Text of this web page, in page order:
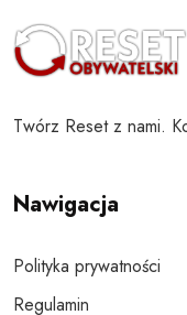
Twórz Reset z nami.
Nawigacja
Polityka prywatności
Regulamin